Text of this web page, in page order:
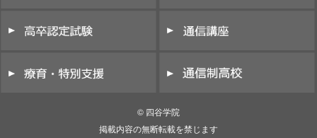
© 四谷学院
掲載内容の無断転載を禁じます